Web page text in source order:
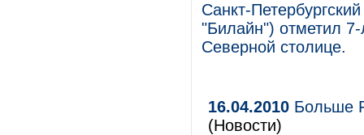
Санкт-
"Билайн") отметил
Северной столице.
16.04.2010 Больше
(Новости)